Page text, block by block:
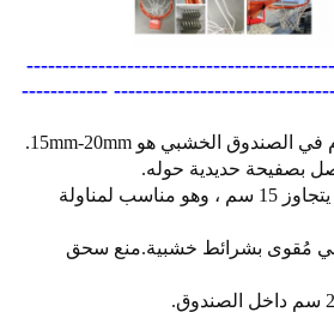
-----
3. إرتفاع المنصة النقالة يتجاوز 15 سم ، وهو مناسب لمناولة
مُقوى بشرائط خشبية.منع سحق